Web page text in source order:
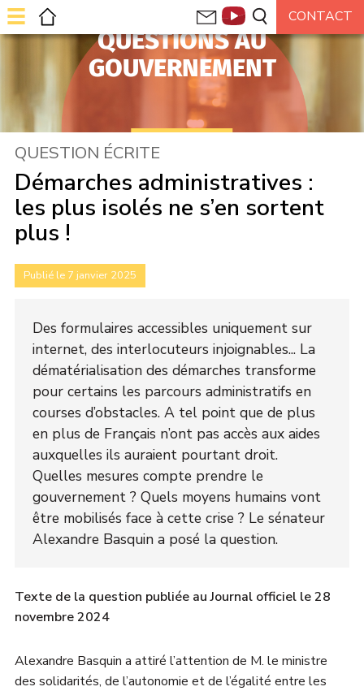
QUESTIONS AU
GOUVERNEMENT
QUESTION ÉCRITE
Démarches administratives :
les plus isolés ne s’en sortent
plus !
Publié le 7 janvier 2025
Des formulaires accessibles uniquement sur
internet, des interlocuteurs injoignables... La
dématérialisation des démarches transforme
pour certains les parcours administratifs en
courses d’obstacles. A tel point que de plus
en plus de Français n’ont pas accès aux aides
auxquelles ils auraient pourtant droit.
Quelles mesures compte prendre le
gouvernement ? Quels moyens humains vont
être mobilisés face à cette crise ? Le sénateur
Alexandre Basquin a posé la question.
Texte de la question publiée au Journal officiel le 28
novembre 2024
Alexandre Basquin a attiré l’attention de M. le ministre
des solidarités, de l’autonomie et de l’égalité entre les